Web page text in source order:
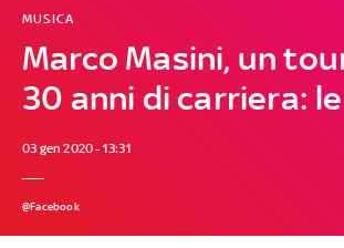
Marco Masini, un
30 anni di carriera:
MUSICA
03 gen 2020 - 13:31
@Facebook